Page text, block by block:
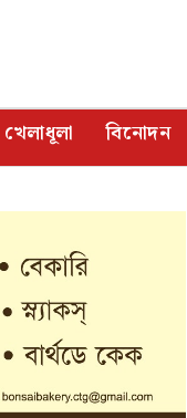
খেলাধূলা বিনোদন